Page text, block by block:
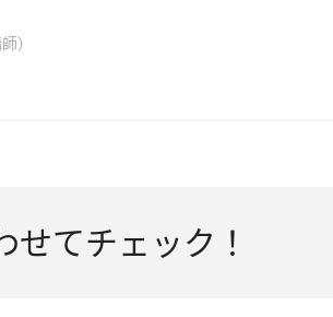
）
てチェック！